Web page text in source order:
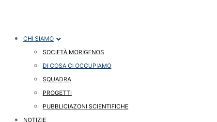
CHI SIAMO
SOCIETÀ MORIGENOS
DI COSA CI OCCUPIAMO
SQUADRA
PROGETTI
PUBBLICIAZONI SCIENTIFICHE
NOTIZIE